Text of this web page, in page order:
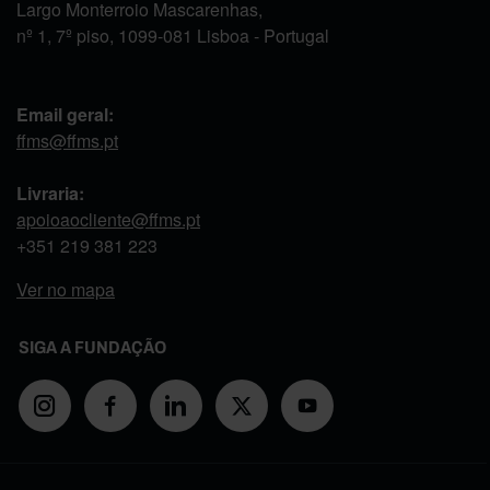
Largo Monterroio Mascarenhas,
nº 1, 7º piso, 1099-081 Lisboa - Portugal
Email geral:
ffms@ffms.pt
Livraria:
apoioaocliente@ffms.pt
+351 219 381 223
Ver no mapa
SIGA A FUNDAÇÃO